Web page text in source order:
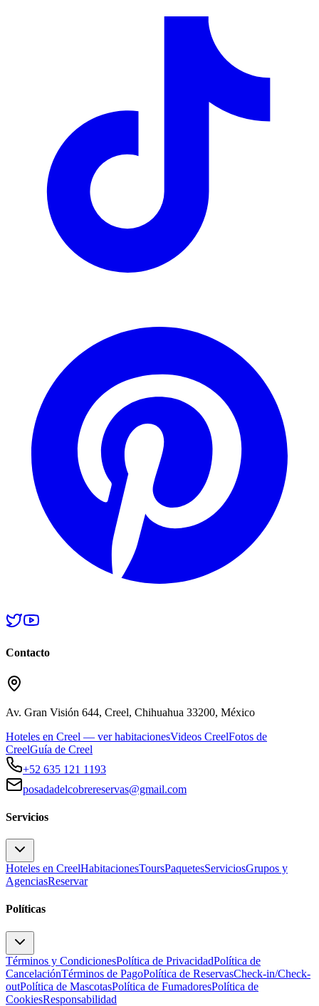
Contacto
Av. Gran Visión 644, Creel, Chihuahua 33200, México
Hoteles en Creel — ver habitacionesVideos CreelFotos de
CreelGuía de Creel
+52 635 121 1193
posadadelcobrereservas@gmail.com
Servicios
Hoteles en CreelHabitacionesToursPaquetesServiciosGrupos y
AgenciasReservar
Políticas
Términos y CondicionesPolítica de PrivacidadPolítica de
CancelaciónTérminos de PagoPolítica de ReservasCheck-in/Check-
outPolítica de MascotasPolítica de FumadoresPolítica de
CookiesResponsabilidad